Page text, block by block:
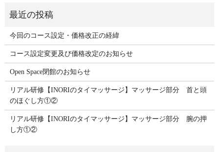
今回のコース設定・価格改正の経緯
コース設定変更及び価格改定のお知らせ
Open Space閉館のお知らせ
リアル研修【INORIのタイマッサージ】マッサージ部分 首と頭
のほぐし方①②
リアル研修【INORIのタイマッサージ】マッサージ部分 腕の押
し方①②